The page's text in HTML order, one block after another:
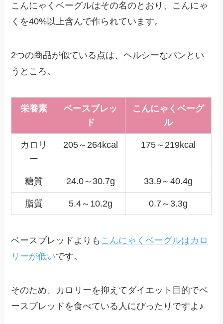
こんにゃくベーグルはその名のとおり、こんにゃ
くを40%以上含んで作られています。
2つの商品が似ている点は、ヘルシーなパンとい
うところ。
栄養素
ベースブレッ
ド
こんにゃくベーグ
ル
カロリ
ー
205～264kcal 175～219kcal
糖質 24.0～30.7g 33.9～40.4g
脂質 5.4～10.2g 0.7～3.3g
ベースブレッドよりも こんにゃくベーグルはカロ
リーが低いです。
そのため、カロリーを抑えてダイエット目的でベ
ースブレッドを食べている人にぴったりですよ♪